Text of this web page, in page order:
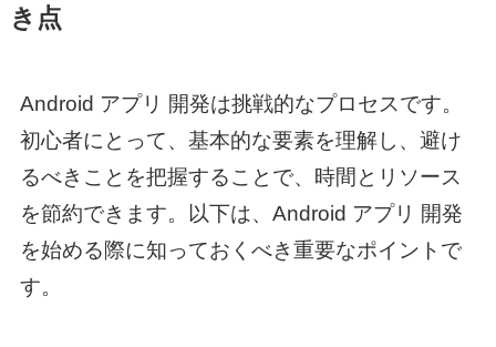
き点
Android アプリ 開発は挑戦的なプロセスです。
初心者にとって、基本的な要素を理解し、避け
るべきことを把握することで、時間とリソース
を節約できます。以下は、 Android アプリ 開発
を始める際に知っておくべき重要なポイントで
す。